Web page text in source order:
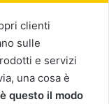
clienti
sulle
e servizi
una cosa è
questo il modo